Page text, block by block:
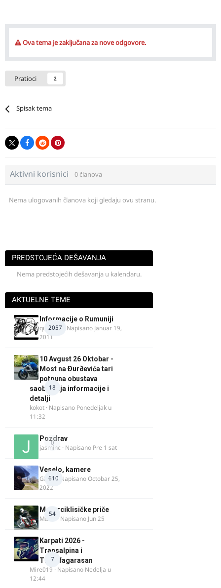
Ova tema je zaključana za nove odgovore.
Pratioci 2
Spisak tema
Aktivni korisnici 0 članova
Nema ulogovanih članova koji gledaju ovu stranu.
PREDSTOJEĆA DEŠAVANJA
Nema predstojećih dešavanja u kalendaru.
AKTUELNE TEME
2057
Informacije o Rumuniji
quasaar · Napisano Januar 19,
2011
18
10 Avgust 26 Oktobar -
Most na Ðurðevića tari
potpuna obustava
saobraćaja informacije i
detalji
kokot · Napisano Ponedeljak u
11:32
0
Pozdrav
jasminc · Napisano Pre 1 sat
610
Veselo, kamere
GR 46· NapisanoOctobar 25,
2022
54
Motorciklisičke priče
MIHO · Napisano Jun 25
7
Karpati 2026 -
Transalpina i
Transfagarasan
Mire019 · Napisano Nedelja u
12:44